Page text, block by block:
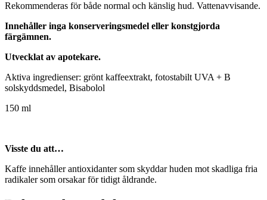
Rekommenderas för både normal och känslig hud. Vattenavvisande.
Innehåller inga konserveringsmedel eller konstgjorda
färgämnen.
Utvecklat av apotekare.
Aktiva ingredienser: grönt kaffeextrakt, fotostabilt UVA + B
solskyddsmedel, Bisabolol
150 ml
Visste du att…
Kaffe innehåller antioxidanter som skyddar huden mot skadliga fria
radikaler som orsakar för tidigt åldrande.